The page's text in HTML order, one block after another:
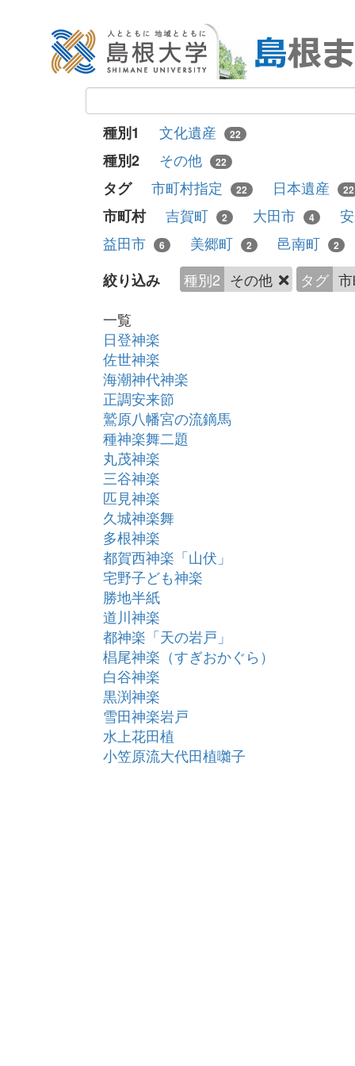
種別1 文化遺産 22
種別2 その他 22
タグ 市町村指定 22 日本遺産 22
市町村 吉賀町 2 大田市 4
益田市
6 美郷町 2 邑南町 2
絞り込み 種別2 その他 タグ
一覧
日登神楽
佐世神楽
海潮神代神楽
正調安来節
鷲原八幡宮の流鏑馬
種神楽舞二題
丸茂神楽
三谷神楽
匹見神楽
久城神楽舞
多根神楽
都賀西神楽「山伏」
宅野子ども神楽
勝地半紙
道川神楽
都神楽「天の岩戸」
椙尾神楽（すぎおかぐら）
白谷神楽
黒渕神楽
雪田神楽岩戸
水上花田植
小笠原流大代田植囃子